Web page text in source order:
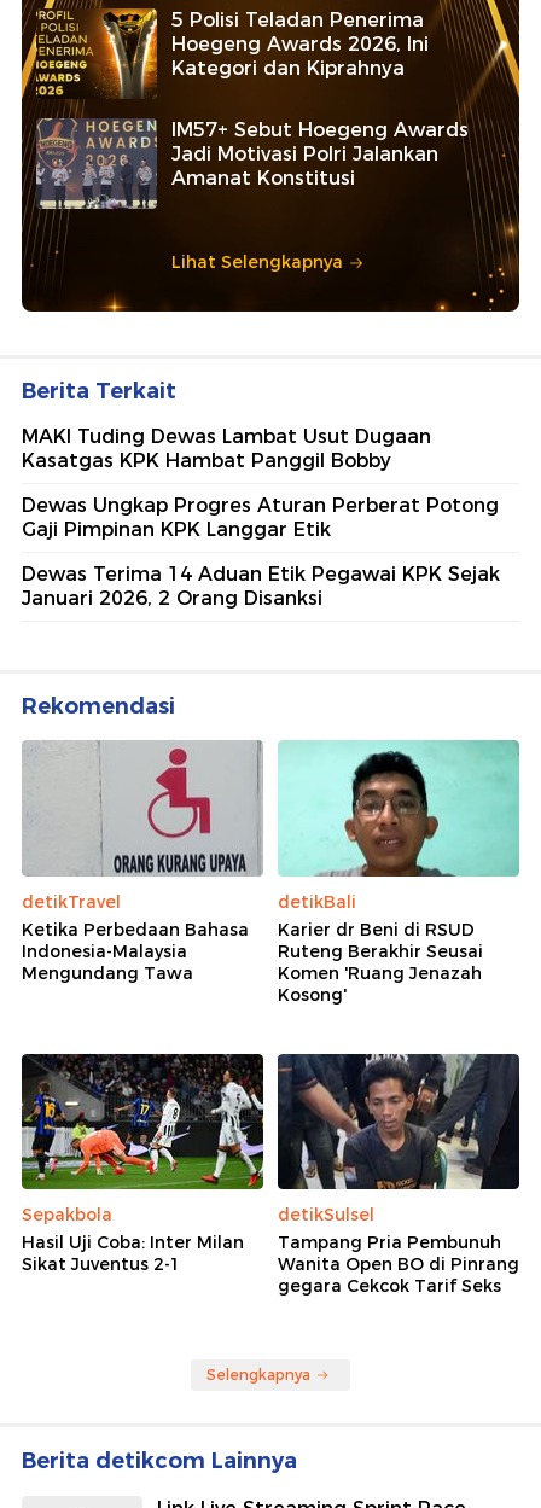
5 Polisi Teladan Penerima
Hoegeng Awards 2026, Ini
Kategori dan Kiprahnya
IM57+ Sebut Hoegeng Awards
Jadi Motivasi Polri Jalankan
Amanat Konstitusi
Lihat Selengkapnya
Berita Terkait
MAKI Tuding Dewas Lambat Usut Dugaan
Kasatgas KPK Hambat Panggil Bobby
Dewas Ungkap Progres Aturan Perberat Potong
Gaji Pimpinan KPK Langgar Etik
Dewas Terima 14 Aduan Etik Pegawai KPK Sejak
Januari 2026, 2 Orang Disanksi
Rekomendasi
detikTravel
Ketika Perbedaan Bahasa
Indonesia-Malaysia
Mengundang Tawa
detikBali
Karier dr Beni di RSUD
Ruteng Berakhir Seusai
Komen 'Ruang Jenazah
Kosong'
Sepakbola
Hasil Uji Coba: Inter Milan
Sikat Juventus 2-1
detikSulsel
Tampang Pria Pembunuh
Wanita Open BO di Pinrang
gegara Cekcok Tarif Seks
Selengkapnya
Berita detikcom Lainnya